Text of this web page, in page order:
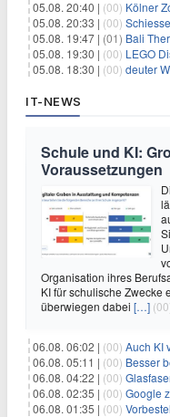
05.08. 20:40 | (00) Kölner Zoo
05.08. 20:33 | (00) Schiesser:
05.08. 19:47 | (01) Bali Therme
05.08. 19:30 | (00) LEGO
05.08. 18:30 | (00) deuter
IT-NEWS
Schule und KI:
Voraussetzungen
Organisation ihres
KI für schulische Zwecke
überwiegen dabei […]
06.08. 06:02 | (00) Auch KI
06.08. 05:11 | (00) Besser
06.08. 04:22 | (00)
06.08. 02:35 | (00) Google
06.08. 01:35 | (00) Vorbestellungen